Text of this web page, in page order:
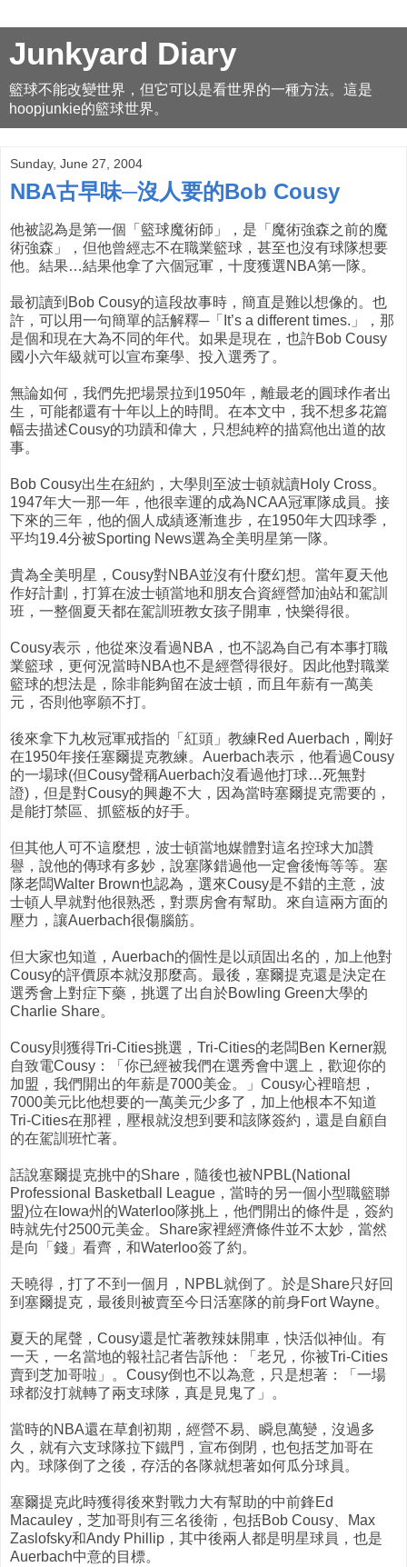
Junkyard Diary
籃球不能改變世界，但它可以是看世界的一種方法。這是
hoopjunkie的籃球世界。
Sunday, June 27, 2004
NBA古早味─沒人要的Bob Cousy
他被認為是第一個「籃球魔術師」，是「魔術強森之前的魔
術強森」，但他曾經志不在職業籃球，甚至也沒有球隊想要
他。結果…結果他拿了六個冠軍，十度獲選NBA第一隊。
最初讀到Bob Cousy的這段故事時，簡直是難以想像的。也
許，可以用一句簡單的話解釋─「It’s a different times.」，那
是個和現在大為不同的年代。如果是現在，也許Bob Cousy
國小六年級就可以宣布棄學、投入選秀了。
無論如何，我們先把場景拉到1950年，離最老的圓球作者出
生，可能都還有十年以上的時間。在本文中，我不想多花篇
幅去描述Cousy的功蹟和偉大，只想純粹的描寫他出道的故
事。
Bob Cousy出生在紐約，大學則至波士頓就讀Holy Cross。
1947年大一那一年，他很幸運的成為NCAA冠軍隊成員。接
下來的三年，他的個人成績逐漸進步，在1950年大四球季，
平均19.4分被Sporting News選為全美明星第一隊。
貴為全美明星，Cousy對NBA並沒有什麼幻想。當年夏天他
作好計劃，打算在波士頓當地和朋友合資經營加油站和駕訓
班，一整個夏天都在駕訓班教女孩子開車，快樂得很。
Cousy表示，他從來沒看過NBA，也不認為自己有本事打職
業籃球，更何況當時NBA也不是經營得很好。因此他對職業
籃球的想法是，除非能夠留在波士頓，而且年薪有一萬美
元，否則他寧願不打。
後來拿下九枚冠軍戒指的「紅頭」教練Red Auerbach，剛好
在1950年接任塞爾提克教練。Auerbach表示，他看過Cousy
的一場球(但Cousy聲稱Auerbach沒看過他打球…死無對
證)，但是對Cousy的興趣不大，因為當時塞爾提克需要的，
是能打禁區、抓籃板的好手。
但其他人可不這麼想，波士頓當地媒體對這名控球大加讚
譽，說他的傳球有多妙，說塞隊錯過他一定會後悔等等。塞
隊老闆Walter Brown也認為，選來Cousy是不錯的主意，波
士頓人早就對他很熟悉，對票房會有幫助。來自這兩方面的
壓力，讓Auerbach很傷腦筋。
但大家也知道，Auerbach的個性是以頑固出名的，加上他對
Cousy的評價原本就沒那麼高。最後，塞爾提克還是決定在
選秀會上對症下藥，挑選了出自於Bowling Green大學的
Charlie Share。
Cousy則獲得Tri-Cities挑選，Tri-Cities的老闆Ben Kerner親
自致電Cousy：「你已經被我們在選秀會中選上，歡迎你的
加盟，我們開出的年薪是7000美金。」Cousy心裡暗想，
7000美元比他想要的一萬美元少多了，加上他根本不知道
Tri-Cities在那裡，壓根就沒想到要和該隊簽約，還是自顧自
的在駕訓班忙著。
話說塞爾提克挑中的Share，隨後也被NPBL(National
Professional Basketball League，當時的另一個小型職籃聯
盟)位在Iowa州的Waterloo隊挑上，他們開出的條件是，簽約
時就先付2500元美金。Share家裡經濟條件並不太妙，當然
是向「錢」看齊，和Waterloo簽了約。
天曉得，打了不到一個月，NPBL就倒了。於是Share只好回
到塞爾提克，最後則被賣至今日活塞隊的前身Fort Wayne。
夏天的尾聲，Cousy還是忙著教辣妹開車，快活似神仙。有
一天，一名當地的報社記者告訴他：「老兄，你被Tri-Cities
賣到芝加哥啦」。Cousy倒也不以為意，只是想著：「一場
球都沒打就轉了兩支球隊，真是見鬼了」。
當時的NBA還在草創初期，經營不易、瞬息萬變，沒過多
久，就有六支球隊拉下鐵門，宣布倒閉，也包括芝加哥在
內。球隊倒了之後，存活的各隊就想著如何瓜分球員。
塞爾提克此時獲得後來對戰力大有幫助的中前鋒Ed
Macauley，芝加哥則有三名後衛，包括Bob Cousy、Max
Zaslofsky和Andy Phillip，其中後兩人都是明星球員，也是
Auerbach中意的目標。